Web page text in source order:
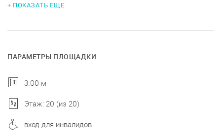
+ ПОКАЗАТЬ ЕЩЕ
ПАРАМЕТРЫ ПЛОЩАДКИ
3.00 м
Этаж: 20 (из 20)
вход для инвалидов